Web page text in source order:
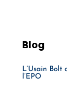
Blog
L’Usain Bolt
l’EPO